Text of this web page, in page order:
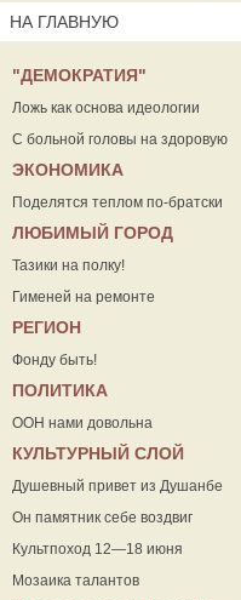
НА ГЛАВНУЮ
"ДЕМОКРАТИЯ"
Ложь как основа идеологии
С больной головы на здоровую
ЭКОНОМИКА
Поделятся теплом по-братски
ЛЮБИМЫЙ ГОРОД
Тазики на полку!
Гименей на ремонте
РЕГИОН
Фонду быть!
ПОЛИТИКА
ООН нами довольна
КУЛЬТУРНЫЙ СЛОЙ
Душевный привет из Душанбе
Он памятник себе воздвиг
Культпоход 12—18 июня
Мозаика талантов